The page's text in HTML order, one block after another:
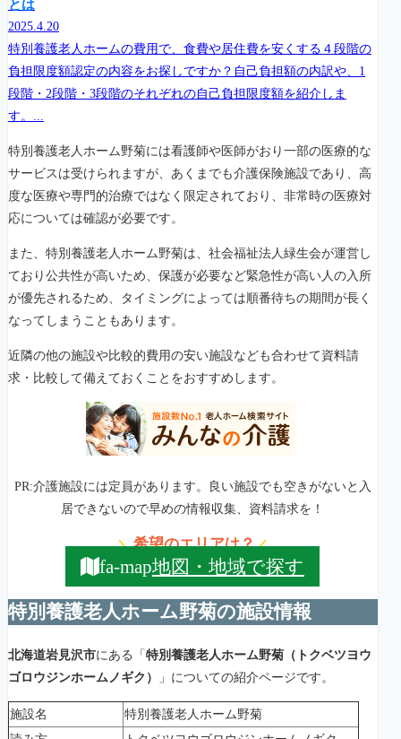
とは
2025.4.20
特別養護老人ホームの費用で、食費や居住費を安くする４段階の
負担限度額認定の内容をお探しですか？自己負担額の内訳や、1
段階・2段階・3段階のそれぞれの自己負担限度額を紹介しま
す。...
特別養護老人ホーム野菊には看護師や医師がおり一部の医療的な
サービスは受けられますが、あくまでも介護保険施設であり、高
度な医療や専門的治療ではなく限定されており、非常時の医療対
応については確認が必要です。
また、特別養護老人ホーム野菊は、社会福祉法人緑生会が運営し
ており公共性が高いため、保護が必要など緊急性が高い人の入所
が優先されるため、タイミングによっては順番待ちの期間が長く
なってしまうこともあります。
近隣の他の施設や比較的費用の安い施設なども合わせて資料請
求・比較して備えておくことをおすすめします。
PR:介護施設には定員があります。良い施設でも空きがないと入
居できないので早めの情報収集、資料請求を！
＼希望のエリアは？／
fa-map地図・地域で探す
特別養護老人ホーム野菊の施設情報
北海道岩見沢市にある「 特別養護老人ホーム野菊（トクベツヨウ
ゴロウジンホームノギク）
」についての紹介ページです。
施設名
特別養護老人ホーム野菊